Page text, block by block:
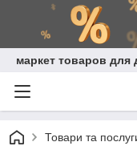
маркет товаров для
Товари та